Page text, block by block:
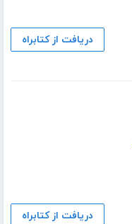
دریافت از کتابراه
دریافت از کتابراه